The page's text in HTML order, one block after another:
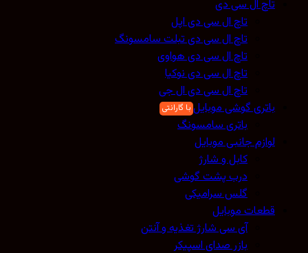
تاچ ال سی دی
تاچ ال سی دی اپل
تاچ ال سی دی تبلت سامسونگ
تاچ ال سی دی هواوی
تاچ ال سی دی نوکیا
تاچ ال سی دی ال جی
باتری گوشی موبایل
باتری سامسونگ
لوازم جانبی موبایل
کابل و شارژ
درب پشت گوشی
گلس سرامیکی
قطعات موبایل
آی سی شارژ تغذیه و آنتن
بازر صدای اسپیکر